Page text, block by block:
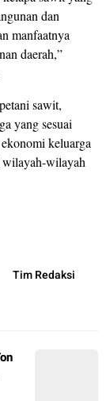
dan
manfaatnya
daerah,”
sawit,
yang sesuai
keluarga
wilayah-wilayah
Tim Redaksi